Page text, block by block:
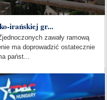
irańskiej gr...
zawały ramową
ma doprowadzić ostatecznie
państ...